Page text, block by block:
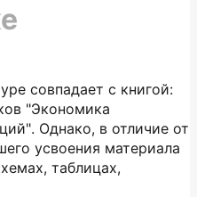
совпадает с книгой:
"Экономика
Однако, в отличие от
усвоения материала
таблицах,